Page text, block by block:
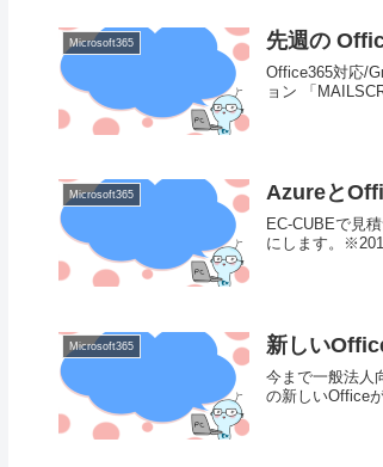
Microsoft365 先週の
Office365対応/
ョン 「
Microsoft365 Azureと
EC-CUBEで見
にします。
Microsoft365 新しい
今まで一般法人
の新しいOffice